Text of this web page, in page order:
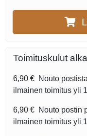
Toimituskulut
6,90 € Nouto postista
ilmainen toimitus yli
6,90 € Nouto postin
ilmainen toimitus yli